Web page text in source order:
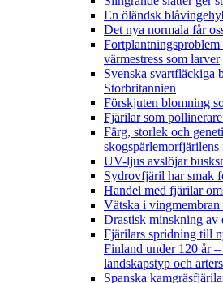
En öländsk
Det nya normala får
värmestress som larver
Svenska svartfläckiga
Storbritannien
Förskjuten blomning
Fjärilar som
Färg, storlek och
skogspärlemorfjärilens
UV-ljus avslöjar
Sydrovfjäril har smak
Handel med fjärilar
Vätska i
Drastisk minskning av
Fjärilars spridning till
Finland under 120 år–
landskapstyp och
Spanska